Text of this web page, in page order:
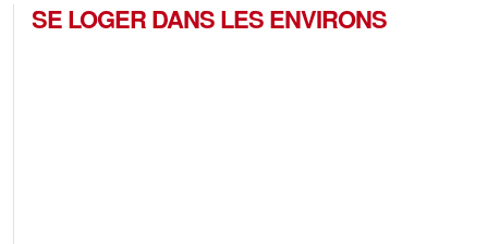
SE LOGER DANS LES ENVIRONS